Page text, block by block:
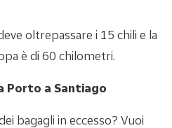
oltrepassare i 15 chili e la
è di 60 chilometri.
Porto a Santiago
bagagli in eccesso? Vuoi